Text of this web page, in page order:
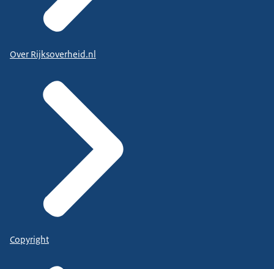
Over Rijksoverheid.nl
Copyright